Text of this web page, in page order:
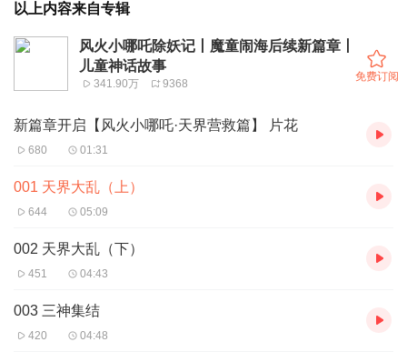
以上内容来自专辑
风火小哪吒除妖记丨魔童闹海后续新篇章丨
儿童神话故事
341.90万 9368
免费订阅
新篇章开启【风火小哪吒·天界营救篇】 片花
680 01:31
001 天界大乱（上）
644 05:09
002 天界大乱（下）
451 04:43
003 三神集结
420 04:48